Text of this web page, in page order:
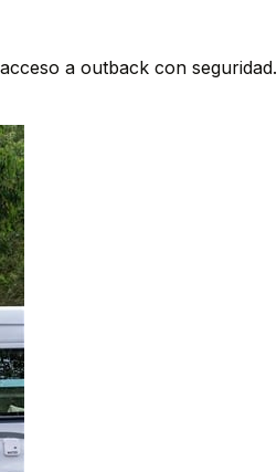
a outback con seguridad.